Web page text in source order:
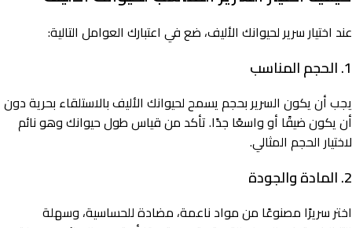
عند اختيار سرير لحيوانك الأليف، ضع في اعتبارك العوامل التالية:
1. الحجم المناسب
يجب أن يكون السرير بحجم يسمح لحيوانك الأليف بالاستلقاء بحرية دون
أن يكون ضيقًا أو واسعًا جدًا. تأكد من قياس طول حيوانك وهو نائم
لاختيار الحجم المثالي.
2. المادة والجودة
اختر سريرًا مصنوعًا من مواد ناعمة، مضادة للحساسية، وسهلة